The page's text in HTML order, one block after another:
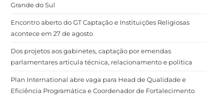
Grande do Sul
Encontro aberto do GT Captação e Instituições Religiosas
acontece em 27 de agosto
Dos projetos aos gabinetes, captação por emendas
parlamentares articula técnica, relacionamento e política
Plan International abre vaga para Head de Qualidade e
Eficiência Programática e Coordenador de Fortalecimento